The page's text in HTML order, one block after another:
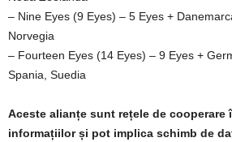
– Nine Eyes (9 Eyes) – 5 Eyes +
Norvegia
– Fourteen Eyes (14 Eyes) – 9 Eyes +
Spania, Suedia
Aceste alianțe sunt rețele de cooperare
informațiilor și pot implica schimb de